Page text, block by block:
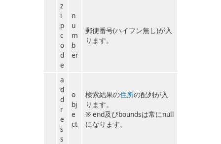
z
i
p
c
o
d
e
n
u
m
b
er
郵便番号(ハイフン無し)が入
ります。
a
d
d
r
e
s
s
o
bj
e
ct
検索結果の住所の配列が入
ります。
※ end及びboundsは常にnull
になります。